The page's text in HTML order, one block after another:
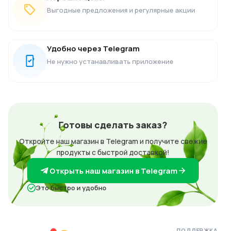
Выгодные предложения и регулярные акции
Удобно через Telegram
Не нужно устанавливать приложение
Готовы сделать заказ?
Откройте наш магазин в Telegram и получите свежие
продукты с быстрой доставкой!
Открыть наш магазин в Telegram
Это быстро и удобно